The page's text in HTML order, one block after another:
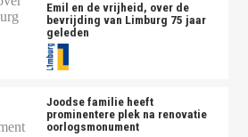
Emil en de vrijheid, over de
bevrijding van Limburg 75 jaar
geleden
Joodse familie heeft
prominentere plek na renovatie
oorlogsmonument